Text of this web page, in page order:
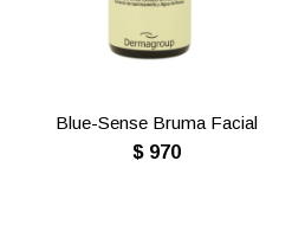
Blue-Sense Bruma Facial
$ 970